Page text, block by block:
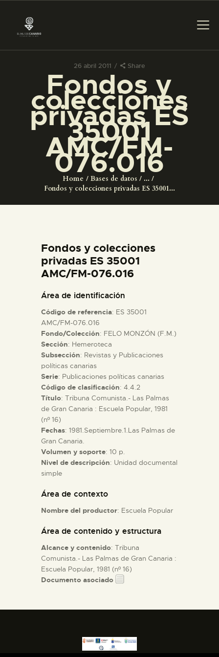
26 abril 2011 Share
Fondos y
colecciones
privadas ES
35001
AMC/FM-
076.016
Home Bases de datos
...
Fondos y colecciones privadas ES 35001...
PREPARAR LA VISITA
ACTIVIDADES
█
EL MUSEO
ESPAÑOL
ACTIVIDADES
█
EL MUSEO
COLECCIONES
DIDÁCTICA
ESPAÑOL
Fondos y colecciones
privadas ES 35001
AMC/FM-076.016
Área de identificación
Código de referencia: ES 35001
AMC/FM-076.016
Fondo/Colección: FELO MONZÓN (F.M.)
Sección: Hemeroteca
Subsección: Revistas y Publicaciones
políticas canarias
Serie: Publicaciones políticas canarias
Código de clasificación: 4.4.2
Título: Tribuna Comunista.- Las Palmas
de Gran Canaria : Escuela Popular, 1981
(nº 16)
Fechas: 1981.Septiembre.1.Las Palmas de
Gran Canaria.
Volumen y soporte: 10 p.
Nivel de descripción: Unidad documental
simple
Área de contexto
Nombre del productor: Escuela Popular
Área de contenido y estructura
Alcance y contenido: Tribuna
Comunista.- Las Palmas de Gran Canaria :
Escuela Popular, 1981 (nº 16)
Documento asociado